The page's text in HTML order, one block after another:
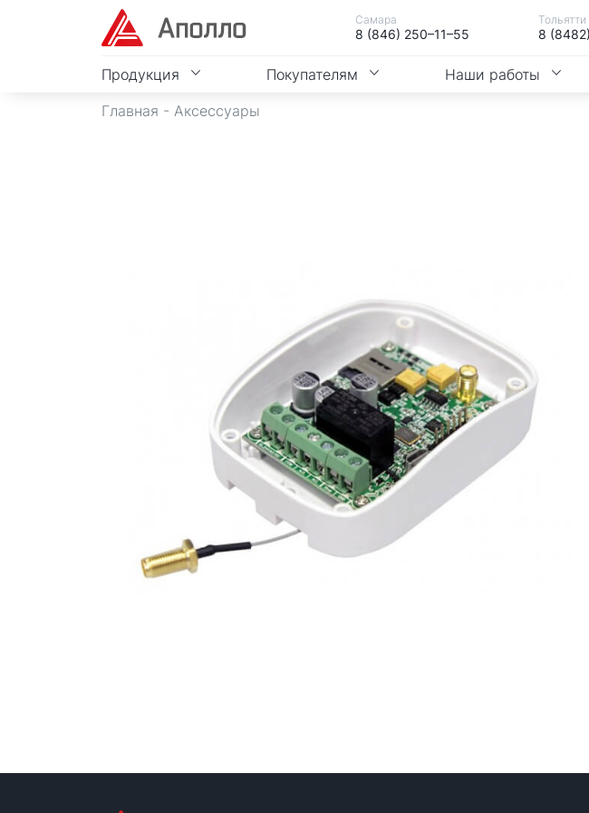
Самара
8 (846) 250–11–55
Тольятти
8
Продукция Покупателям Наши работы
Главная - Аксессуары